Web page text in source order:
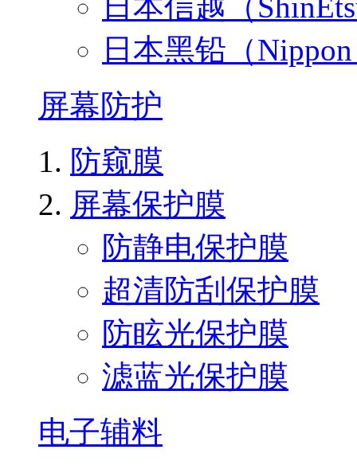
日本黑铅（
屏幕防护
防窥膜
屏幕保护膜
防静电保护膜
超清防刮保护膜
防眩光保护膜
滤蓝光保护膜
电子辅料